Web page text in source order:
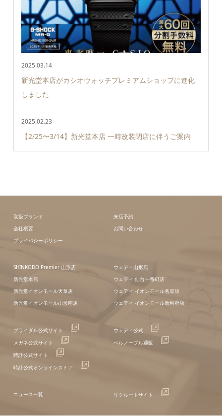
2025.03.14
新光堂本店がカシオウォッチプレミアムショップに進化
しました
2025.02.23
【2/25〜3/14】新光堂本店 一時改装閉店に伴うご案内
取扱ブランド
会社概要
プライバシーポリシー
来店予約
お問い合わせ
SHINKODO Premier 山形店
新光堂本店
新光堂イオンモール天童店
新光堂イオンモール山形南店
ウェディ山形店
ウェディ 仙台一番町店
ウェディ イオンモール名取店
ウェディ イオンモール新利府店
ブライダル公式サイト
メガネ公式サイト
時計公式サイト
時計公式オンラインストア
ウェディ公式
ベルノーブル通販
ニュース一覧 リクルートサイト